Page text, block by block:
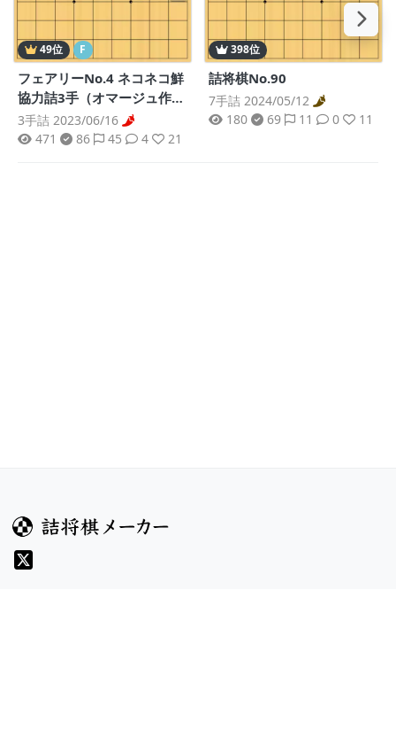
49位 F
フェアリーNo.4 ネコネコ鮮
協力詰3手（オマージュ作
品）
3手詰 2023/06/16
471
86 45 4 21
398位
詰将棋No.90
7手詰 2024/05/12
180
69 11 0 11